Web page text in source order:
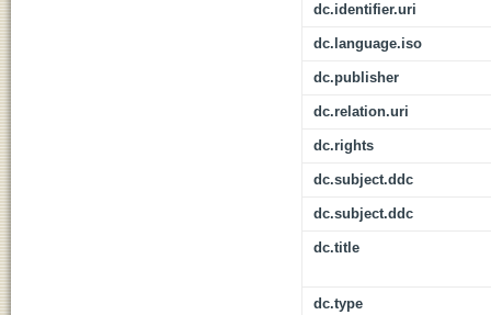
dc.identifier.uri
dc.language.iso
dc.publisher
dc.relation.uri
dc.rights
dc.subject.ddc
dc.subject.ddc
dc.title
dc.type